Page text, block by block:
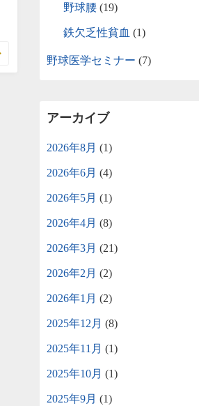
野球腰 (19)
鉄欠乏性貧血 (1)
野球医学セミナー (7)
アーカイブ
2026年8月 (1)
2026年6月 (4)
2026年5月 (1)
2026年4月 (8)
2026年3月 (21)
2026年2月 (2)
2026年1月 (2)
2025年12月 (8)
2025年11月 (1)
2025年10月 (1)
2025年9月 (1)